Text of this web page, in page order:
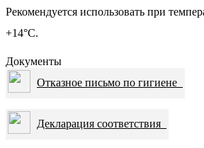
Рекомендуется использовать при
+14°С.
Документы
Отказное письмо по гигиене
Декларация соответствия